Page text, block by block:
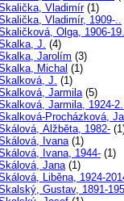
Vladimír(1)
Vladimír, 1909-..
Olga, 1906-
J. (4)
Jarolím (3)
Michal (1)
J. (1)
Jarmila(5)
Jarmila, 1924-
Procházková,
Alžběta, 1982-
Ivana(1)
Ivana, 1944- (1)
Jana(1)
Liběna, 1924-
Gustav, 1891-